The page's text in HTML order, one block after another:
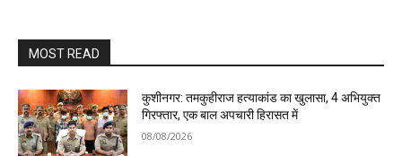
MOST READ
कुशीनगर: तमकुहीराज हत्याकांड का खुलासा, 4 अभियुक्त
गिरफ्तार, एक बाल अपचारी हिरासत में
08/08/2026